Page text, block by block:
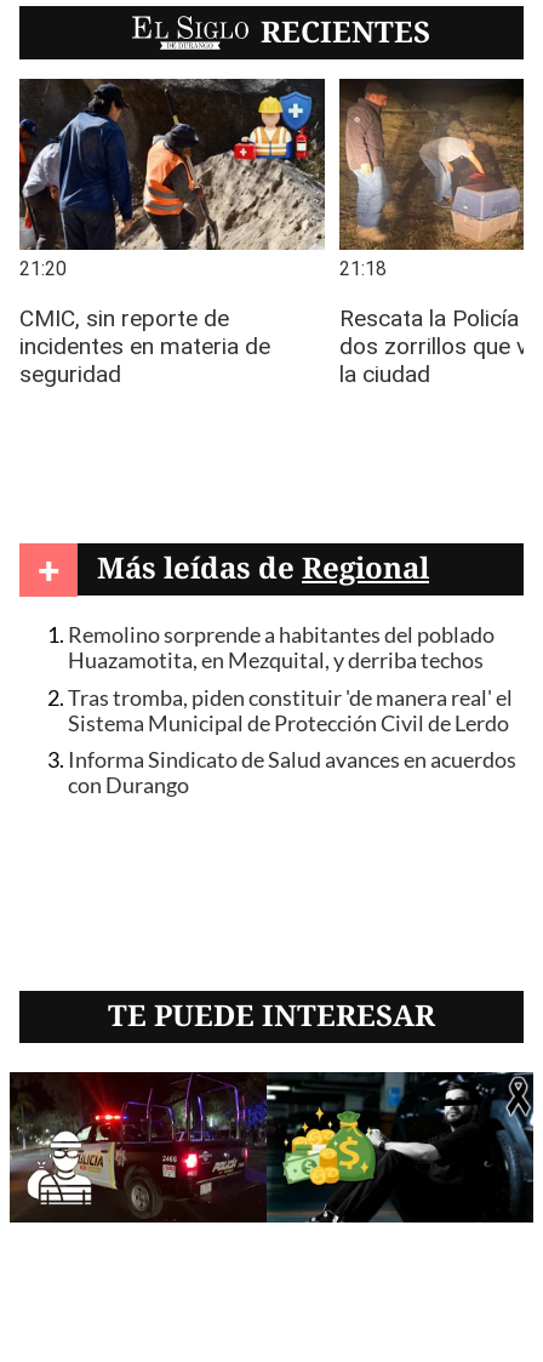
EL SIGLO RECIENTES
+ Más leídas de Regional
Remolino sorprende a habitantes del poblado
Huazamotita, en Mezquital, y derriba techos
Tras tromba, piden constituir 'de manera real' el
Sistema Municipal de Protección Civil de Lerdo
Informa Sindicato de Salud avances en acuerdos
con Durango
TE PUEDE INTERESAR